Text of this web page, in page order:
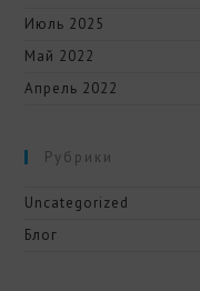
Июль 2025
Май 2022
Апрель 2022
Рубрики
Uncategorized
Блог